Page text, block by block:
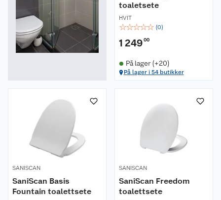
toaletsete
HVIT
☆☆☆☆☆ (0)
1 24900
På lager (+20)
På lager i 54 butikker
SANISCAN
SaniScan Basis
Fountain toalettsete
SANISCAN
SaniScan Freedom
toalettsete